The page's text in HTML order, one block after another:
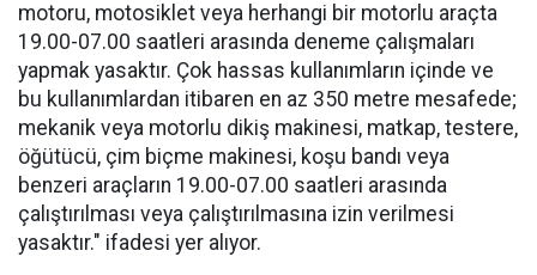
motoru, motosiklet veya herhangi bir motorlu araçta
19.00-07.00 saatleri arasında deneme çalışmaları
yapmak yasaktır. Çok hassas kullanımların içinde ve
bu kullanımlardan itibaren en az 350 metre mesafede;
mekanik veya motorlu dikiş makinesi, matkap, testere,
öğütücü, çim biçme makinesi, koşu bandı veya
benzeri araçların 19.00-07.00 saatleri arasında
çalıştırılması veya çalıştırılmasına izin verilmesi
yasaktır." ifadesi yer alıyor.